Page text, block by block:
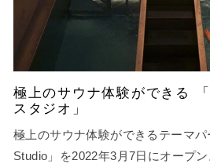
極上のサウナ体験ができる
スタジオ」
極上のサウナ体験ができるテーマ
Studio」を2022年3月7日にオープン